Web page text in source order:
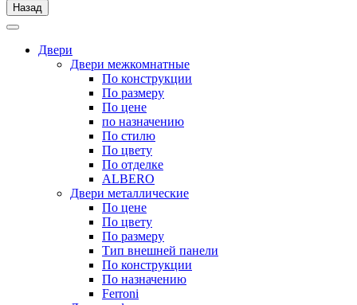
Назад
Двери
Двери межкомнатные
По конструкции
По размеру
По цене
по назначению
По стилю
По цвету
По отделке
ALBERO
Двери металлические
По цене
По цвету
По размеру
Тип внешней панели
По конструкции
По назначению
Ferroni